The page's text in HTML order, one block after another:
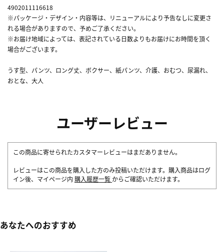
4902011116618
※パッケージ・デザイン・内容等は、リニューアルにより予告なしに変更さ
れる場合がありますので、予めご了承ください。
※お届け地域によっては、表記されている日数よりもお届けにお時間を頂く
場合がございます。
うす型、パンツ、ロング丈、ボクサー、紙パンツ、介護、おむつ、尿漏れ、
おとな、大人
ユーザーレビュー
この商品に寄せられたカスタマーレビューはまだありません。
レビューはこの商品を購入した方のみ投稿いただけます。購入商品はログ
イン後、マイページ内 購入履歴一覧 からご確認いただけます。
あなたへのおすすめ